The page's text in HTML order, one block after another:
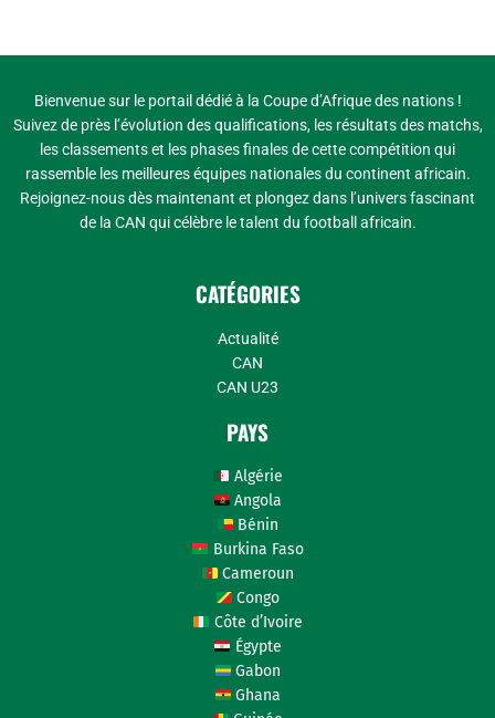
Bienvenue sur le portail dédié à la Coupe d’Afrique des nations !
Suivez de près l’évolution des qualifications, les résultats des matchs,
les classements et les phases finales de cette compétition qui
rassemble les meilleures équipes nationales du continent africain.
Rejoignez-nous dès maintenant et plongez dans l’univers fascinant
de la CAN qui célèbre le talent du football africain.
CATÉGORIES
Actualité
CAN
CAN U23
PAYS
Algérie
Angola
Bénin
Burkina Faso
Cameroun
Congo
Côte d’Ivoire
Égypte
Gabon
Ghana